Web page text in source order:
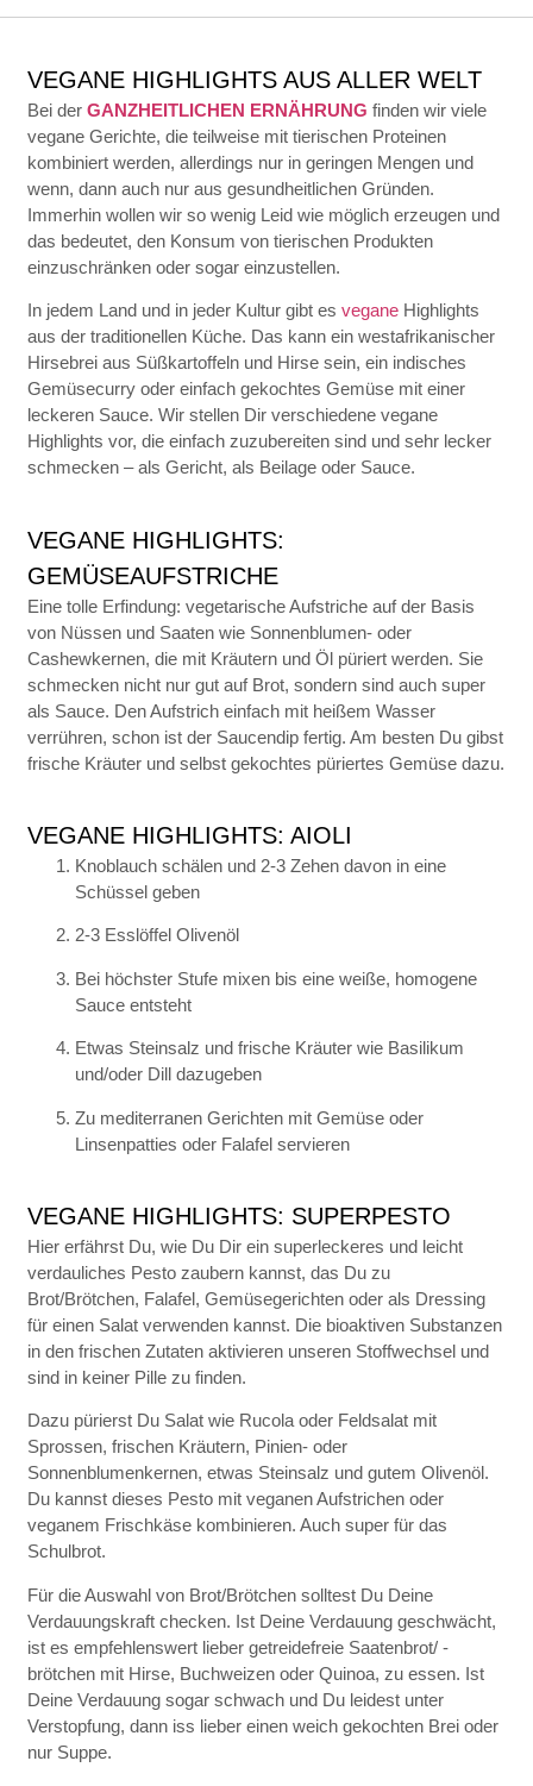
VEGANE HIGHLIGHTS AUS ALLER WELT
Bei der GANZHEITLICHEN ERNÄHRUNGfinden wir viele
vegane Gerichte, die teilweise mit tierischen Proteinen
kombiniert werden, allerdings nur in geringen Mengen und
wenn, dann auch nur aus gesundheitlichen Gründen.
Immerhin wollen wir so wenig Leid wie möglich erzeugen und
das bedeutet, den Konsum von tierischen Produkten
einzuschränken oder sogar einzustellen.
In jedem Land und in jeder Kultur gibt esvegane Highlights
aus der traditionellen Küche. Das kann ein westafrikanischer
Hirsebrei aus Süßkartoffeln und Hirse sein, ein indisches
Gemüsecurry oder einfach gekochtes Gemüse mit einer
leckeren Sauce. Wir stellen Dir verschiedene vegane
Highlights vor, die einfach zuzubereiten sind und sehr lecker
schmecken – als Gericht, als Beilage oder Sauce.
VEGANE HIGHLIGHTS:
GEMÜSEAUFSTRICHE
Eine tolle Erfindung: vegetarische Aufstriche auf der Basis
von Nüssen und Saaten wie Sonnenblumen- oder
Cashewkernen, die mit Kräutern und Öl püriert werden. Sie
schmecken nicht nur gut auf Brot, sondern sind auch super
als Sauce. Den Aufstrich einfach mit heißem Wasser
verrühren, schon ist der Saucendip fertig. Am besten Du gibst
frische Kräuter und selbst gekochtes püriertes Gemüse dazu.
VEGANE HIGHLIGHTS: AIOLI
Knoblauch schälen und 2-3 Zehen davon in eine
Schüssel geben
2-3 Esslöffel Olivenöl
Bei höchster Stufe mixen bis eine weiße, homogene
Sauce entsteht
Etwas Steinsalz und frische Kräuter wie Basilikum
und/oder Dill dazugeben
Zu mediterranen Gerichten mit Gemüse oder
Linsenpatties oder Falafel servieren
VEGANE HIGHLIGHTS: SUPERPESTO
Hier erfährst Du, wie Du Dir ein superleckeres und leicht
verdauliches Pesto zaubern kannst, das Du zu
Brot/Brötchen, Falafel, Gemüsegerichten oder als Dressing
für einen Salat verwenden kannst. Die bioaktiven Substanzen
in den frischen Zutaten aktivieren unseren Stoffwechsel und
sind in keiner Pille zu finden.
Dazu pürierst Du Salat wie Rucola oder Feldsalat mit
Sprossen, frischen Kräutern, Pinien- oder
Sonnenblumenkernen, etwas Steinsalz und gutem Olivenöl.
Du kannst dieses Pesto mit veganen Aufstrichen oder
veganem Frischkäse kombinieren. Auch super für das
Schulbrot.
Für die Auswahl von Brot/Brötchen solltest Du Deine
Verdauungskraft checken. Ist Deine Verdauung geschwächt,
ist es empfehlenswert lieber getreidefreie Saatenbrot/ -
brötchen mit Hirse, Buchweizen oder Quinoa, zu essen. Ist
Deine Verdauung sogar schwach und Du leidest unter
Verstopfung, dann iss lieber einen weich gekochten Brei oder
nur Suppe.